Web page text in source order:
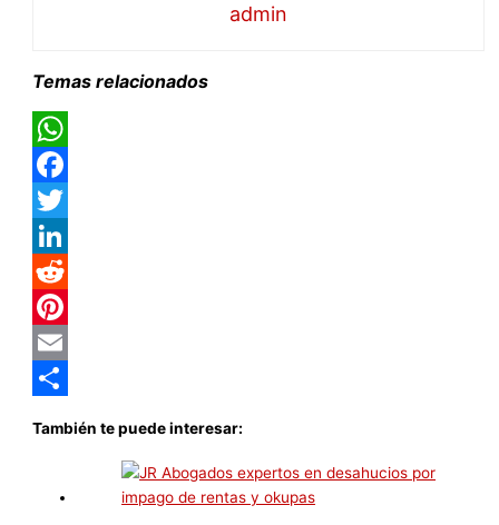
admin
Temas relacionados
WhatsApp
Facebook
Twitter
LinkedIn
Reddit
Pinterest
Email
También te puede interesar: